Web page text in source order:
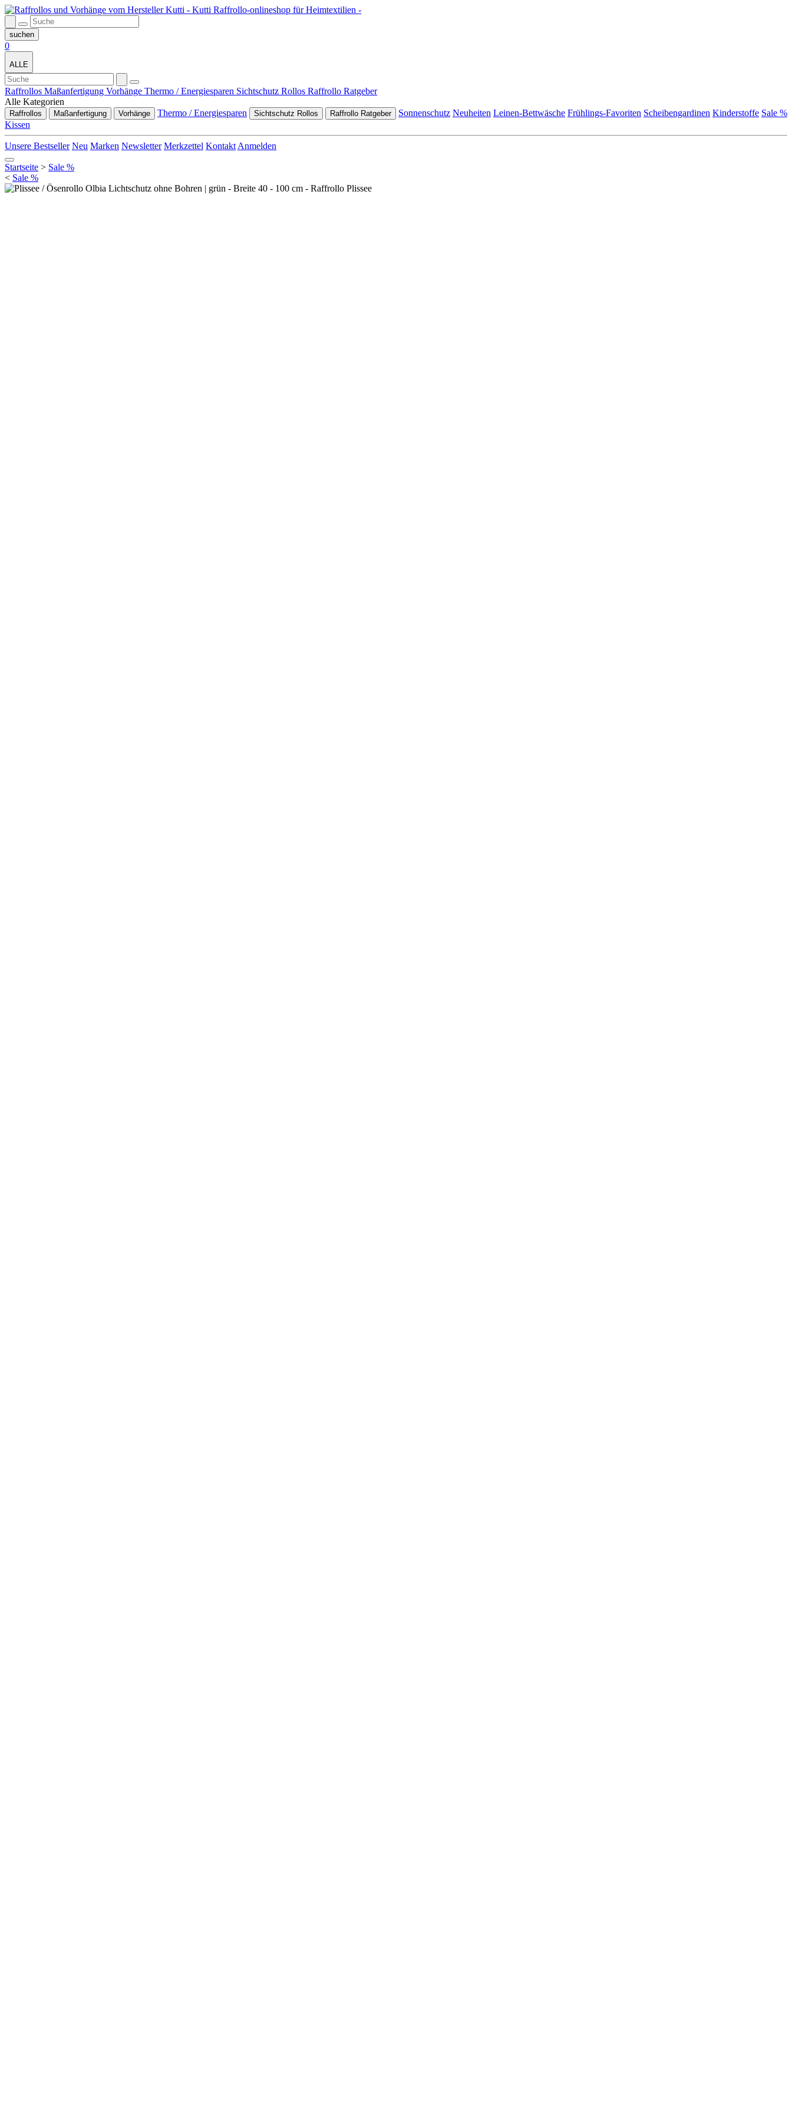
0
ALLE
Raffrollos Maßanfertigung Vorhänge Thermo / Energiesparen Sichtschutz Rollos Raffrollo Ratgeber
Alle Kategorien
Raffrollos Maßanfertigung Vorhänge Thermo / Energiesparen Sichtschutz Rollos Raffrollo Ratgeber Sonnenschutz Neuheiten Leinen-Bettwäsche Frühlings-Favoriten Scheibengardinen Kinderstoffe Sale %
Kissen
Unsere Bestseller Neu Marken Newsletter Merkzettel Kontakt Anmelden
Startseite > Sale %
< Sale %